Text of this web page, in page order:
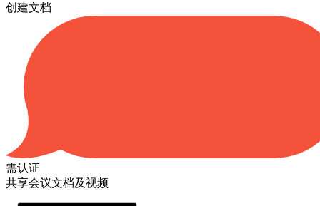
创建文档
需认证
共享会议文档及视频